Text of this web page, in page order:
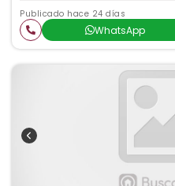
Publicado hace 24 días
WhatsApp